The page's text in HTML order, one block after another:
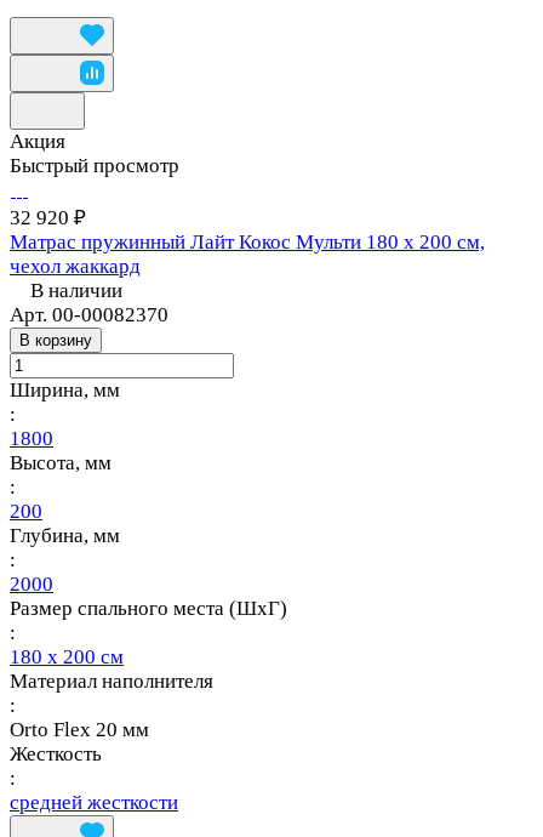
Акция
Быстрый просмотр
32 920 ₽
Матрас пружинный Лайт Кокос Мульти 180 х 200 см,
чехол жаккард
В наличии
Арт. 00-00082370
В корзину
Ширина, мм
:
1800
Высота, мм
:
200
Глубина, мм
:
2000
Размер спального места (ШхГ)
:
180 х 200 см
Материал наполнителя
:
Orto Flex 20 мм
Жесткость
:
средней жесткости